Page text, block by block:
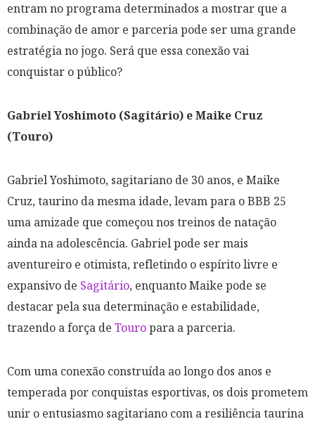
entram no programa determinados a mostrar que a
combinação de amor e parceria pode ser uma grande
estratégia no jogo. Será que essa conexão vai
conquistar o público?
Gabriel Yoshimoto (Sagitário) e Maike Cruz
(Touro)
Gabriel Yoshimoto, sagitariano de 30 anos, e Maike
Cruz, taurino da mesma idade, levam para o BBB 25
uma amizade que começou nos treinos de natação
ainda na adolescência. Gabriel pode ser mais
aventureiro e otimista, refletindo o espírito livre e
expansivo de Sagitário, enquanto Maike pode se
destacar pela sua determinação e estabilidade,
trazendo a força de Touropara a parceria.
Com uma conexão construída ao longo dos anos e
temperada por conquistas esportivas, os dois prometem
unir o entusiasmo sagitariano com a resiliência taurina